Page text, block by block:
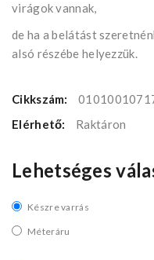
virágok vannak,
de ha a belátást
alsó részébe helyezzük.
Cikkszám:
Elérhető:
Raktáron
Lehetséges
Készre varrás
Méteráru